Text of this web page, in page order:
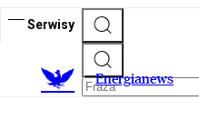
Serwisy
Energianews